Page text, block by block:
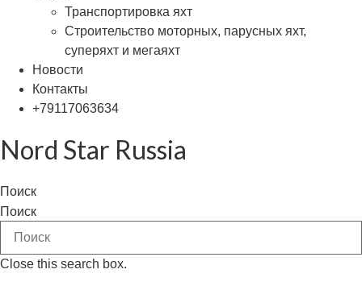
Транспортировка яхт
Строительство моторных, парусных яхт,
суперяхт и мегаяхт
Новости
Контакты
+79117063634
Nord Star Russia
Поиск
Поиск
Close this search box.